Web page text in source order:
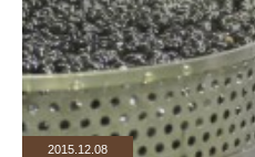
2015.12.08